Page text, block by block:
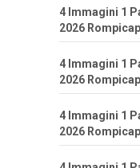
4 Immagini 1
2026
4 Immagini 1
2026
4 Immagini 1
2026